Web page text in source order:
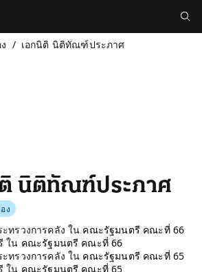
เอกนิติ นิติทัณฑ์ประภาศ
นิติทัณฑ์ประภาศ
ง
ทรวงการคลัง ใน คณะรัฐมนตรี คณะที่ 66
ใน คณะรัฐมนตรี คณะที่ 66
ทรวงการคลัง ใน คณะรัฐมนตรี คณะที่ 65
ใน คณะรัฐมนตรี คณะที่ 65